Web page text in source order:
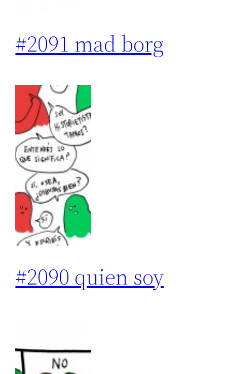
#2091 mad borg
#2090 quien soy